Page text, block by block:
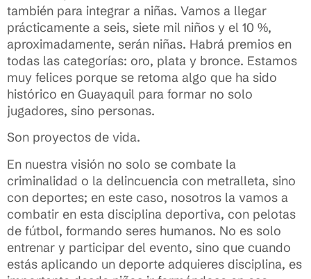
también para integrar a niñas. Vamos a llegar
prácticamente a seis, siete mil niños y el 10 %,
aproximadamente, serán niñas. Habrá premios en
todas las categorías: oro, plata y bronce. Estamos
muy felices porque se retoma algo que ha sido
histórico en Guayaquil para formar no solo
jugadores, sino personas.
Son proyectos de vida.
En nuestra visión no solo se combate la
criminalidad o la delincuencia con metralleta, sino
con deportes; en este caso, nosotros la vamos a
combatir en esta disciplina deportiva, con pelotas
de fútbol, formando seres humanos. No es solo
entrenar y participar del evento, sino que cuando
estás aplicando un deporte adquieres disciplina, es